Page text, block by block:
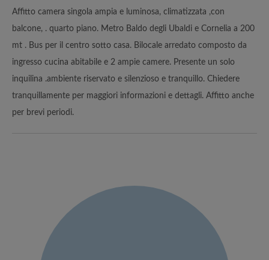
Affitto camera singola ampia e luminosa, climatizzata ,con
balcone, . quarto piano. Metro Baldo degli Ubaldi e Cornelia a 200
mt . Bus per il centro sotto casa. Bilocale arredato composto da
ingresso cucina abitabile e 2 ampie camere. Presente un solo
inquilina .ambiente riservato e silenzioso e tranquillo. Chiedere
tranquillamente per maggiori informazioni e dettagli. Affitto anche
per brevi periodi.